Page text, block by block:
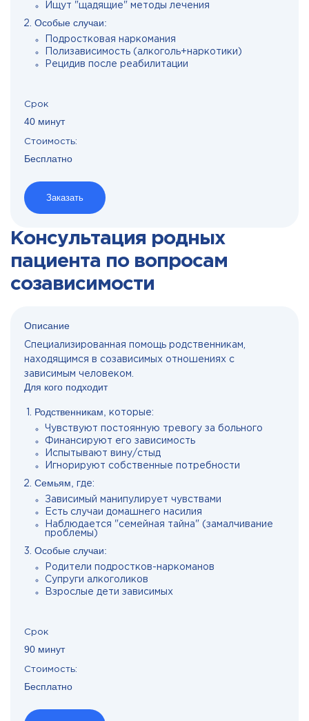
Ищут "щадящие" методы лечения
Особые случаи:
Подростковая наркомания
Полизависимость (алкоголь+наркотики)
Рецидив после реабилитации
Срок
40 минут
Стоимость:
Бесплатно
Заказать
Консультация родных
пациента по вопросам
созависимости
Описание
Специализированная помощь родственникам,
находящимся в созависимых отношениях с
зависимым человеком.
Для кого подходит
Родственникам,
которые:
Чувствуют постоянную тревогу за больного
Финансируют его зависимость
Испытывают вину/стыд
Игнорируют собственные потребности
Семьям,
где:
Зависимый манипулирует чувствами
Есть случаи домашнего насилия
Наблюдается "семейная тайна" (замалчивание
проблемы)
Особые случаи:
Родители подростков-наркоманов
Супруги алкоголиков
Взрослые дети зависимых
Срок
90 минут
Стоимость:
Бесплатно